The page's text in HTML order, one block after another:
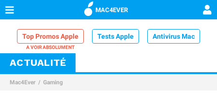
MAC4EVER
Top Promos Apple Tests Apple Antivirus Mac
VPN Mac
Comparatif iPhone
ACTUALITÉ
Mac4Ever Gaming